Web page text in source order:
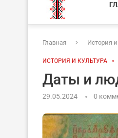
Главная История
ИСТОРИЯ И КУЛЬТУРА
Даты и
29.05.2024 0